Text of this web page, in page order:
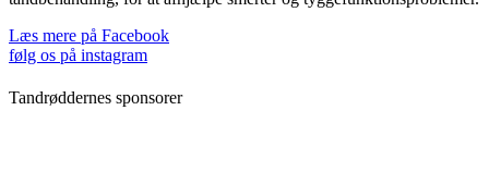
Læs mere på Facebook
følg os på instagram
Tandrøddernes sponsorer